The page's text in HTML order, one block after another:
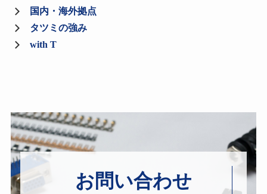
国内・海外拠点
タツミの強み
with T
お問い合わせ